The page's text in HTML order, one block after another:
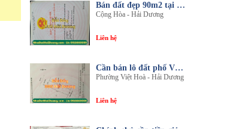
Bán đất đẹp 90m2 tại thôn An Điền, xã Cộng Hòa, huyện Nam Sách, tỉnh Hải Dương
Cộng Hòa - Hải Dương
Liên hệ
Cần bán lô đất phố Văn, phường Việt Hòa, thành phố Hải Dương
Phường Việt Hoà - Hải Dương
Liên hệ